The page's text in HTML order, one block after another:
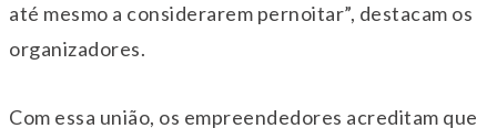
até mesmo a considerarem pernoitar”, destacam os
organizadores.
Com essa união, os empreendedores acreditam que